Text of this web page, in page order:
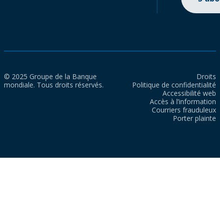
© 2025 Groupe de la Banque
mondiale. Tous droits réservés.
Droits
Politique de confidentialité
Accessibilité web
Accès à l’information
Courriers frauduleux
Porter plainte